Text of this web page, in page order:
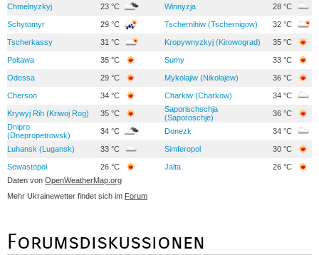
Chmelnyzkyj 23 °C Winnyzja 28 °C
Schytomyr 29 °C Tschernihiw (Tschernigow) 32 °C
Tscherkassy 31 °C Kropywnyzkyj (Kirowograd) 35 °C
Poltawa 35 °C Sumy 33 °C
Odessa 29 °C Mykolajiw (Nikolajew) 36 °C
Cherson 34 °C Charkiw (Charkow) 34 °C
Krywyj Rih (Kriwoj Rog) 35 °C
Saporischschja
(Saporoschje)
36 °C
Dnipro
(Dnepropetrowsk)
34 °C Donezk 34 °C
Luhansk (Lugansk) 33 °C Simferopol 30 °C
Sewastopol 26 °C Jalta
26 °C
Daten von OpenWeatherMap.org
Mehr Ukrainewetter findet sich im Forum
Forumsdiskussionen